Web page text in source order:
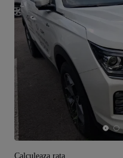
Calculeaza rata